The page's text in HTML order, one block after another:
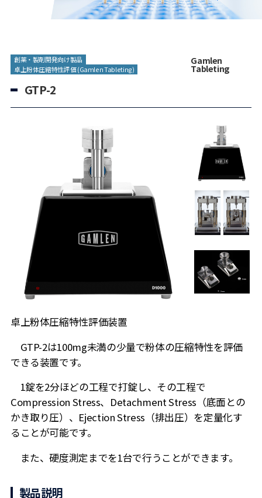
創薬・製剤開発向け製品
卓上粉体圧縮特性評価 (Gamlen Tableting)
Gamlen
Tableting
GTP-2
卓上粉体圧縮特性評価装置
GTP-2は100mg未満の少量で粉体の圧縮特性を評価
できる装置です。
1錠を2分ほどの工程で打錠し、その工程で
Compression Stress、Detachment Stress（底面との
かき取り圧）、Ejection Stress（排出圧）を定量化す
ることが可能です。
また、硬度測定までを1台で行うことができます。
製品説明